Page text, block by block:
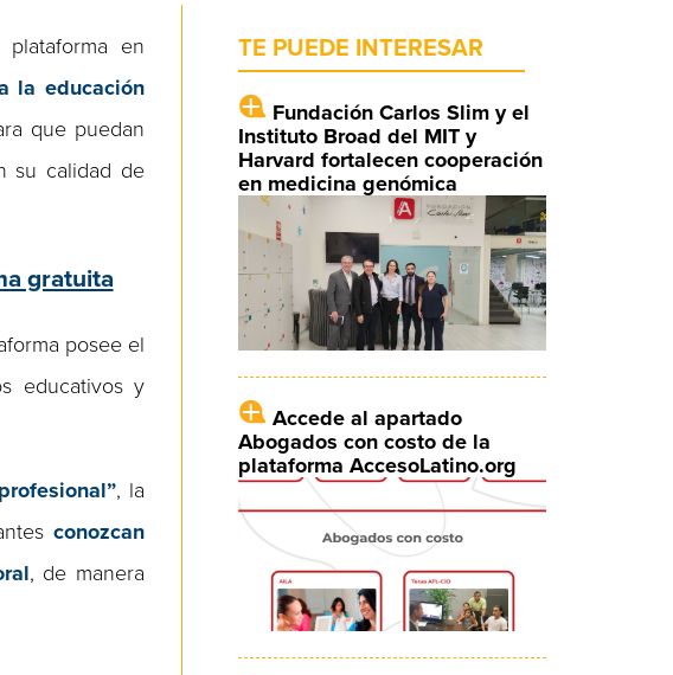
en
la educación
que puedan
su calidad de
gratuita
posee el
educativos y
, la
conozcan
, de manera
TE PUEDE INTERESAR
Fundación Carlos Slim y el
Instituto Broad del MIT y
Harvard fortalecen cooperación
en medicina genómica
Accede al apartado
Abogados con costo de la
plataforma AccesoLatino.org